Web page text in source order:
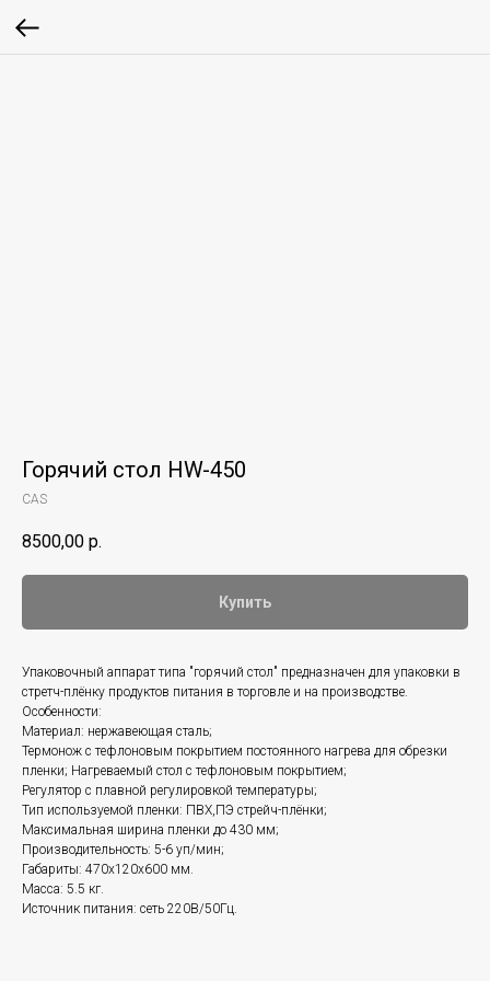
Горячий стол HW-450
CAS
8500,00 р.
Купить
Упаковочный аппарат типа "горячий стол" предназначен для упаковки в
стретч-плёнку продуктов питания в торговле и на производстве.
Особенности:
Материал: нержавеющая сталь;
Термонож с тефлоновым покрытием постоянного нагрева для обрезки
пленки; Нагреваемый стол с тефлоновым покрытием;
Регулятор с плавной регулировкой температуры;
Тип используемой пленки: ПВХ,ПЭ стрейч-плёнки;
Максимальная ширина пленки до 430 мм;
Производительность: 5-6 уп/мин;
Габариты: 470х120х600 мм.
Масса: 5.5 кг.
Источник питания: сеть 220В/50Гц.